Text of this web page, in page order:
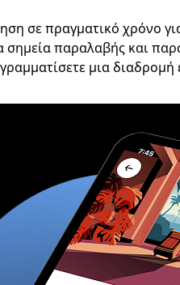
σε πραγματικό χρόνο
σημεία παραλαβής και
μια